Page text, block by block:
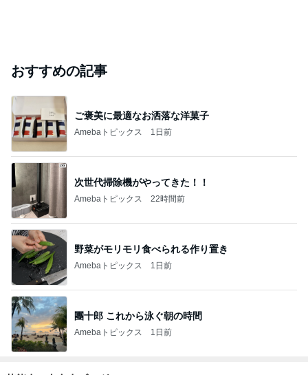
おすすめの記事
ご褒美に最適なお洒落な洋菓子
Amebaトピックス 1日前
次世代掃除機がやってきた！！
Amebaトピックス 22時間前
野菜がモリモリ食べられる作り置き
Amebaトピックス 1日前
團十郎 これから泳ぐ朝の時間
Amebaトピックス 1日前